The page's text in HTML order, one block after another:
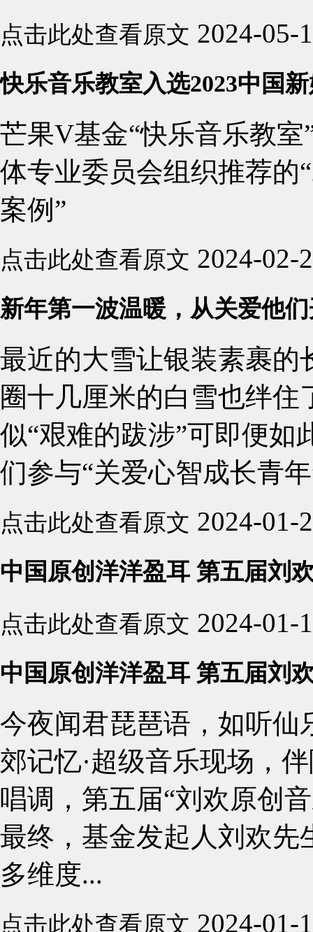
点击此处查看原文 2024-05-
快乐音乐教室入选2023中国
芒果V基金“快乐音乐教
体专业委员会组织推荐的
案例”
点击此处查看原文 2024-02-
新年第一波温暖，从关爱他
最近的大雪让银装素裹的
圈十几厘米的白雪也绊
似“艰难的跋涉”可即便
们参与“关爱心智成长青
点击此处查看原文 2024-01-
中国原创洋洋盈耳 第五届刘
点击此处查看原文 2024-01-
中国原创洋洋盈耳 第五届刘
今夜闻君琵琶语，如听仙
郊记忆·超级音乐现场，
唱调，第五届“刘欢原创
最终，基金发起人刘欢先
多维度...
点击此处查看原文 2024-01-